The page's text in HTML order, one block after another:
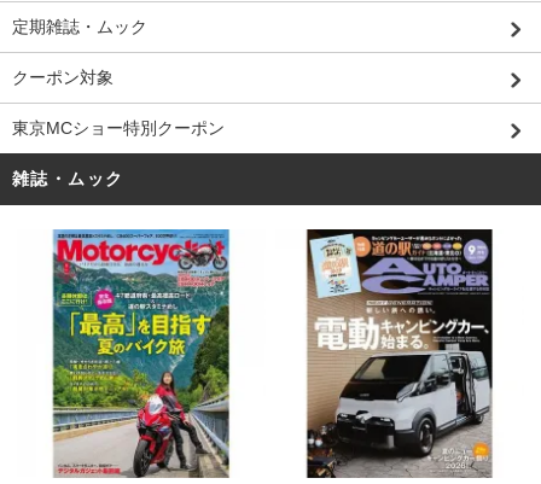
定期雑誌・ムック
クーポン対象
東京MCショー特別クーポン
雑誌・ムック